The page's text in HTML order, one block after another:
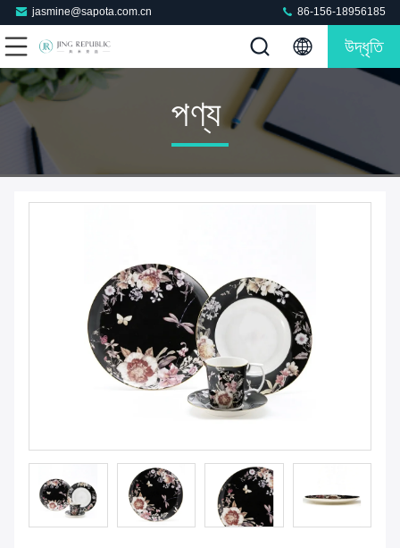
jasmine@sapota.com.cn 86-156-18956185
উদ্ধৃতি
পণ্য